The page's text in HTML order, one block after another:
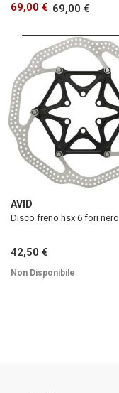
69,00 € 69,00 €
AVID
Disco freno hsx 6 fori nero
42,50 €
Non Disponibile